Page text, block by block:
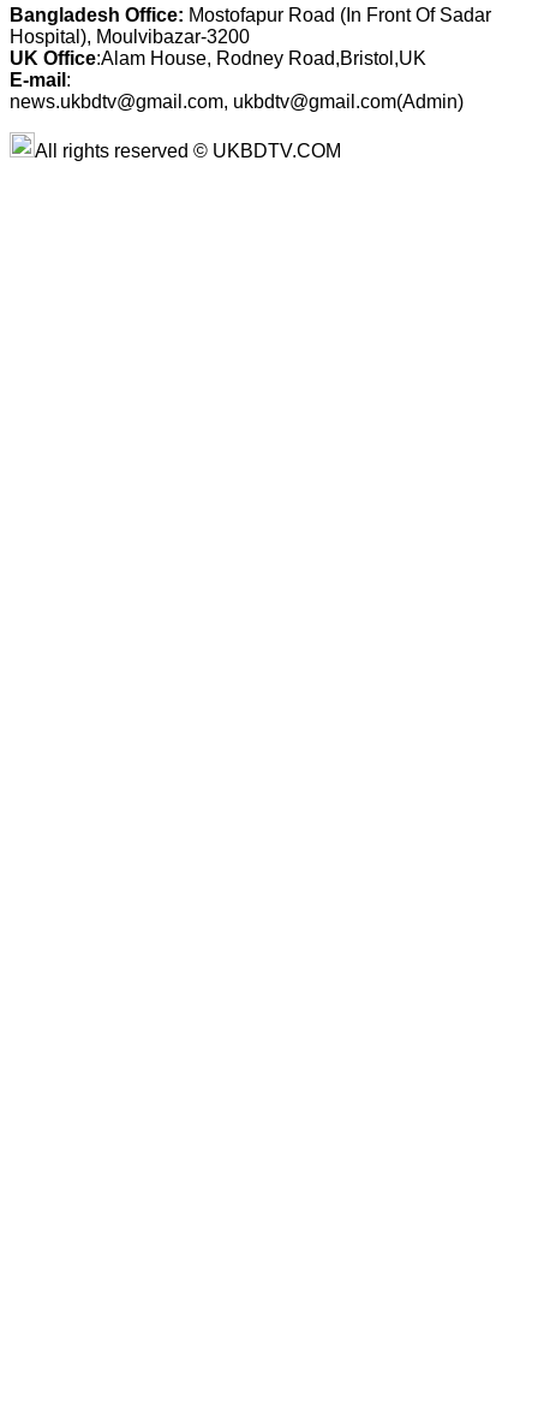
Bangladesh Office: Mostofapur Road (In Front Of Sadar
Hospital), Moulvibazar-3200
UK Office:Alam House, Rodney Road,Bristol,UK
E-mail :
news.ukbdtv@gmail.com, ukbdtv@gmail.com(Admin)
All rights reserved © UKBDTV.COM